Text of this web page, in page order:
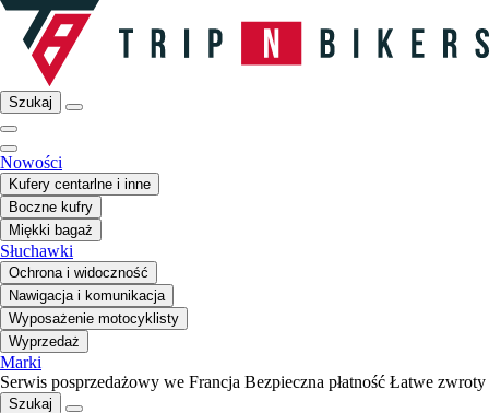
Szukaj
Nowości
Kufery centarlne i inne
Boczne kufry
Miękki bagaż
Słuchawki
Ochrona i widoczność
Nawigacja i komunikacja
Wyposażenie motocyklisty
Wyprzedaż
Marki
Serwis posprzedażowy we Francja Bezpieczna płatność Łatwe zwroty
Szukaj